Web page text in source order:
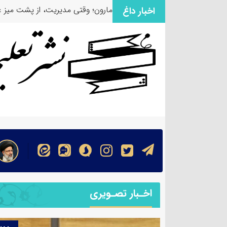
اخبار داغ مارون؛ وقتی مدیریت، از پشت
اخـبار تصـویری